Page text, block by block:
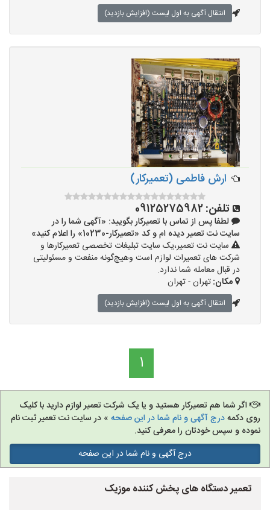
انتقال آگهی به اول لیست (افزایش بازدید)
ارش فاطمی (تعمیرکار)
تلفن:09125275982
لطفا پس از تماس با تعمیرکار بگویید: «آگهی شما را در
سایت نت تعمیر دیده ام و کد «تعمیرکار-10230» را اعلام کنید»
سایت نت تعمیر،یک سایت تبلیغات تخصصی تعمیرکارها و
شرکت های تعمیرات لوازم است وهیچ‌گونه منفعت و مسئولیتی
در قبال معامله شما ندارد.
مکان:تهران - تهران
انتقال آگهی به اول لیست (افزایش بازدید)
1
اگر شما هم تعمیرکار هستید و یا یک شرکت تعمیر لوازم دارید با کلیک
روی دکمهدرج آگهی و نام شما در این صفحه » در سایت نت تعمیر ثبت نام
نموده و سپس خودتان را معرفی کنید.
درج آگهی و نام شما در این صفحه
تعمیر دستگاه های پخش کننده موزیک